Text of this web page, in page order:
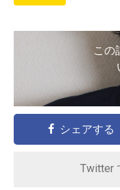
この
シェアする
Twitter